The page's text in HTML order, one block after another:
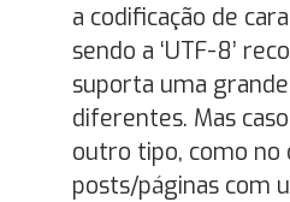
a codificação de
sendo a ‘UTF-8’
suporta uma
diferentes. Mas
outro tipo, como no
posts/páginas com